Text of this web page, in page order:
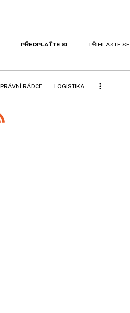
PŘEDPLAŤTE SI PŘIHLASTE SE
PRÁVNÍ RÁDCE LOGISTIKA